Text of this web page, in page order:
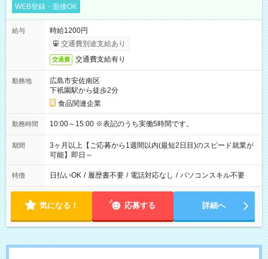
WEB登録・面接OK
給与
時給1200円
交通費別途支給あり
交通費 交通費支給有り
勤務地
広島市安佐南区
下祇園駅から徒歩2分
食品関連企業
勤務時間 10:00～15:00 ※表記のうち実働5時間です。
期間
3ヶ月以上【ご応募から1週間以内(最短2日目)のスピード就業が
可能】即日～
特徴 日払いOK / 履歴書不要 / 電話対応なし / パソコンスキル不要
気になる！ 応募する 詳細へ